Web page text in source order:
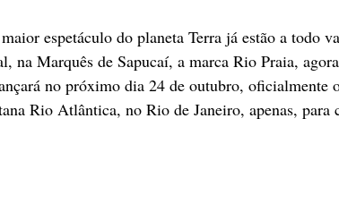
espetáculo do planeta Terra já estão a todo
na Marquês de Sapucaí, a marca Rio Praia,
no próximo dia 24 de outubro, oficialmente
Rio Atlântica, no Rio de Janeiro, apenas, para